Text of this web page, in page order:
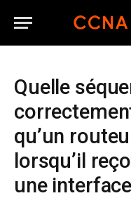
Quelle
qu’un
lorsqu’il
une